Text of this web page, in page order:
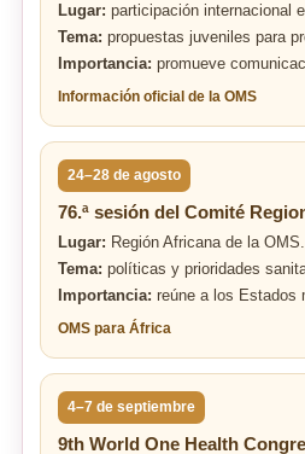
Lugar: participación internacional
Tema: propuestas juveniles para
Importancia: promueve
Información oficial de la OMS
24–28 de agosto
76.ª sesión del Comité
Lugar: Región Africana de la OMS.
Tema: políticas y prioridades
Importancia: reúne a los Estados
OMS para África
4–7 de septiembre
9th World One Health